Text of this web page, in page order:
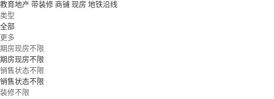
教育地产 带装修 商铺 现房 地铁沿线
类型
全部
更多
期房现房不限
期房现房不限
销售状态不限
销售状态不限
装修不限